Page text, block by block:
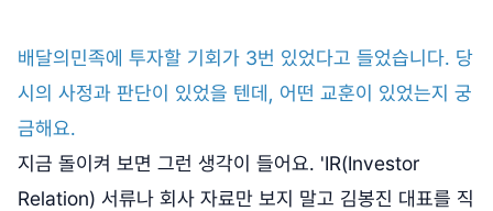
배달의민족에 투자할 기회가 3번 있었다고 들었습니다. 당
시의 사정과 판단이 있었을 텐데, 어떤 교훈이 있었는지 궁
금해요.
지금 돌이켜 보면 그런 생각이 들어요. 'IR(Investor
Relation) 서류나 회사 자료만 보지 말고 김봉진 대표를 직